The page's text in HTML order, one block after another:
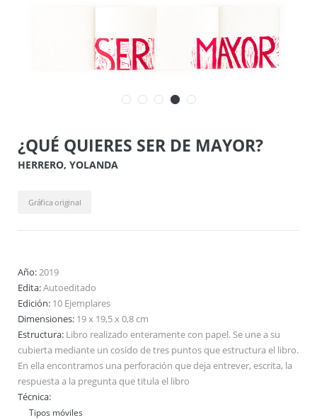
¿QUÉ QUIERES SER DE MAYOR?
HERRERO, YOLANDA
Gráfica original
Año:2019
Edita:Autoeditado
Edición: 10 Ejemplares
Dimensiones: 19 x 19,5 x 0,8 cm
Estructura: Libro realizado enteramente con papel. Se une a su
cubierta mediante un cosido de tres puntos que estructura el libro.
En ella encontramos una perforación que deja entrever, escrita, la
respuesta a la pregunta que titula el libro
Técnica:
Tipos móviles